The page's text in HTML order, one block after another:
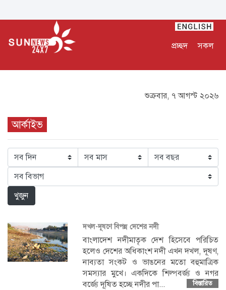
প্রচ্ছদ সকল
শুক্রবার, ৭ আগস্ট ২০২৬
আর্কাইভ
খুজুন
দখল-দূষণে বিপন্ন দেশের নদী
বাংলাদেশ নদীমাতৃক দেশ হিসেবে পরিচিত
হলেও দেশের অধিকাংশ নদী এখন দখল, দূষণ,
নাব্যতা সংকট ও ভাঙনের মতো বহুমাত্রিক
সমস্যার মুখে। একদিকে শিল্পবর্জ্য ও নগর
বর্জ্যে দূষিত হচ্ছে নদীর পা...
বিস্তারিত